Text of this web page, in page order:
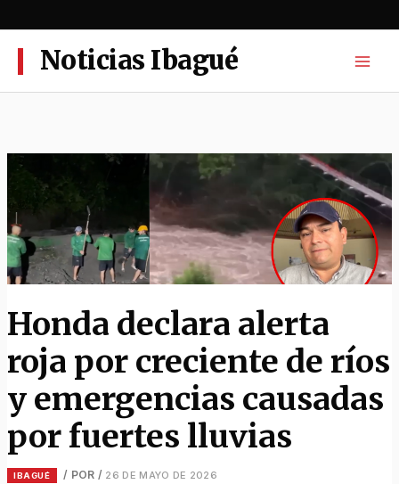
al
contenidoNoticias Ibagué
Honda declara alerta
roja por creciente de ríos
y emergencias causadas
por fuertes lluvias
IBAGUÉ / POR / 26 DE MAYO DE 2026